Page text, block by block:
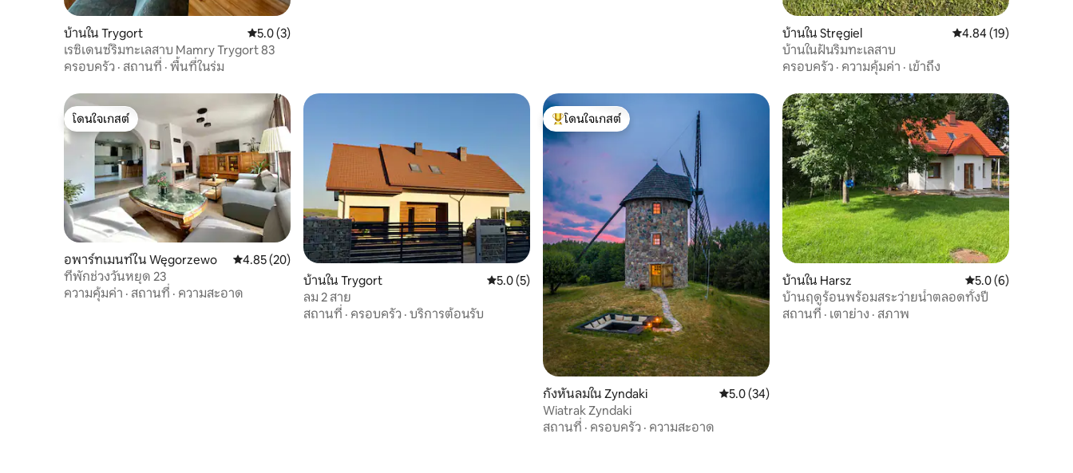
บ้านใน Trygort คะแนนเฉลี่ย 5.0 จาก 5, 3 รีวิว
5.0 (3)
เรซิเดนซ์ริมทะเลสาบ Mamry Trygort 83
ครอบครัว · สถานที่ · พื้นที่ในร่ม
บ้านใน Stręgiel คะแนนเฉลี่ย 4.84 จาก
4.84 (19)
บ้านในฝันริมทะเลสาบ
ครอบครัว · ความคุ้มค่า · เข้าถึง
โดนใจเกสต์
โดนใจเกสต์
อพาร์ทเมนท์ใน Węgorzewo คะแนนเฉลี่ย 4.85 จาก 5, 20 รีวิว
4.85 (20)
ที่พักช่วงวันหยุด 23
ความคุ้มค่า · สถานที่ · ความสะอาด
บ้านใน Trygort คะแนนเฉลี่ย 5.0 จาก 5, 5 รีวิว
5.0 (5)
ลม 2 สาย
สถานที่ · ครอบครัว · บริการต้อนรับ
โดนใจเกสต์ที่สุด
โดนใจเกสต์
กังหันลมใน Zyndaki คะแนนเฉลี่ย 5.0 จาก 5, 34 รีวิว
5.0 (34)
Wiatrak Zyndaki
สถานที่ · ครอบครัว · ความสะอาด
บ้านใน Harsz คะแนนเฉลี่ย 5.0 จา
5.0 (6)
บ้านฤดูร้อนพร้อมสระว่ายน้ำตลอดทั้งปี
สถานที่ · เตาย่าง · สภาพ